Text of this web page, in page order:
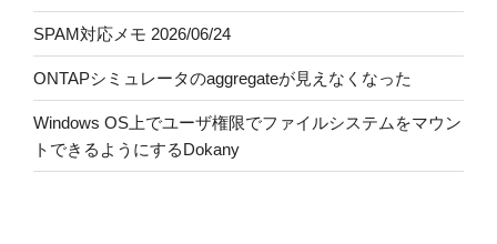
SPAM対応メモ 2026/06/24
ONTAPシミュレータのaggregateが見えなくなった
Windows OS上でユーザ権限でファイルシステムをマウン
トできるようにするDokany